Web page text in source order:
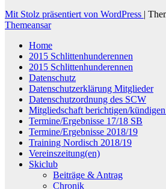
Mit Stolz präsentiert von WordPress |
Themeansar
Home
2015 Schlittenhunderennen
2015 Schlittenhunderennen
Datenschutz
Datenschutzerklärung Mitglieder
Datenschutzordnung des SCW
Mitgliedschaft berichtigen/
Termine/Ergebnisse 17/18 SB
Termine/Ergebnisse 2018/19
Training Nordisch 2018/19
Vereinszeitung(en)
Skiclub
Beiträge & Antrag
Chronik